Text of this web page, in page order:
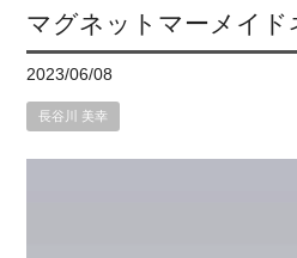
マグネットマーメイ
2023/06/08
長谷川 美幸